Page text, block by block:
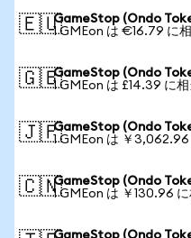
🇪🇺GameStop (Ondo
1 GMEon は €16.79 に
🇬🇧GameStop (Ondo
1 GMEon は £14.39 に相
🇯🇵GameStop (Ondo
1 GMEon は ￥3,062.96
🇨🇳GameStop (Ondo
1 GMEon は ￥130.96 に
GameStop (Ondo